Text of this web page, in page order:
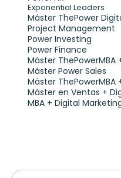
Exponential Leaders
Máster ThePower
Project Management
Power Investing
Power Finance
Máster ThePowerMBA
Máster Power Sales
Máster ThePowerMBA
Máster en Ventas +
MBA + Digital